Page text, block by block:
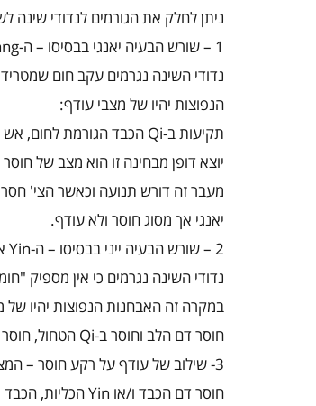
ניתן לחלק את הגורמים לנדודי שינה
1 – שורש הבעיה יאנגי בבסיסו – ה-
נדודי השינה נגרמים עקב חום
הנפוצות יהיו של מצבי עודף:
תקיעות ב-Qi הכבד הגורמת לחום,
יוצא דופן מבחינה זו הוא מצב של
מעבר זה דורש תנועה וכאשר הצי'
יאנגי אך מסוג חוסר ולא עודף.
2 – שורש הבעיה ייני בבסיסו – ה-
Yin
נדודי השינה נגרמים כי אין מספיק
במקרה זה האבחנות הנפוצות יהיו של
חוסר דם הלב וחוסר ב-Qi הטחול, חוסר
3- שילוב של עודף על רקע חוסר – המצב השכיח ביותר. האבחנות הנפוצות יהיו:
חוסר דם הכבד ו/או Yinהכליות,